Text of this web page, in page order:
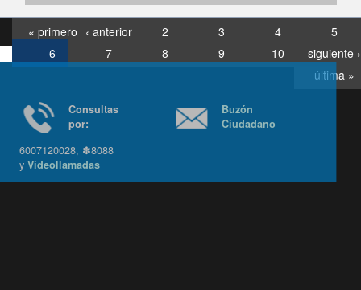
« primero ‹ anterior 2 3 4
5
6
7 8 9 10
siguiente ›
última »
Consultas
6007120028, ✽8088
yVideollamadas
Buzón
Ciudadano